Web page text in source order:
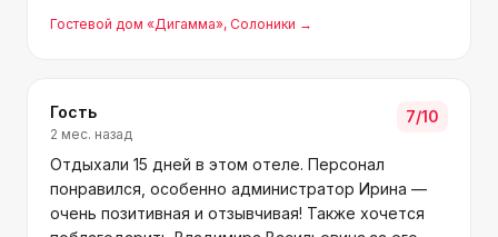
Владимиру Васильевичу за уют и комфорт.
Гостевой дом «Дигамма», Солоники →
Гость
2 мес. назад
7/10
Отдыхали 15 дней в этом отеле. Персонал
понравился, особенно администратор Ирина —
очень позитивная и отзывчивая! Также хочется